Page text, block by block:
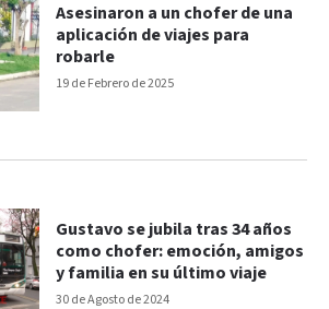
19 de Febrero de 2025
Asesinaron a un chofer de una
aplicación de viajes para
robarle
30 de Agosto de 2024
Gustavo se jubila tras 34 años
como chofer: emoción, amigos
y familia en su último viaje